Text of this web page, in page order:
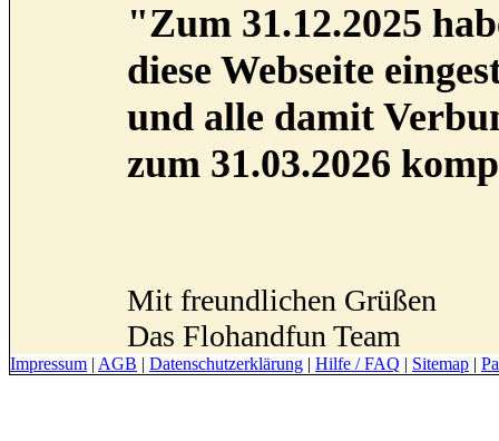
"Zum 31.12.2025
diese Webseite
und alle damit
zum 31.03.2026
Mit freundlichen Grüßen
Das Flohandfun Team
Impressum | AGB | Datenschutzerklärung | Hilfe / FAQ | Sitemap |